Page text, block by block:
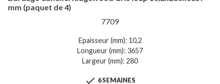
mm (paquet de 4)
7709
Epaisseur (mm): 10,2
Longueur (mm): 3657
Largeur (mm): 280
 6 SEMAINES